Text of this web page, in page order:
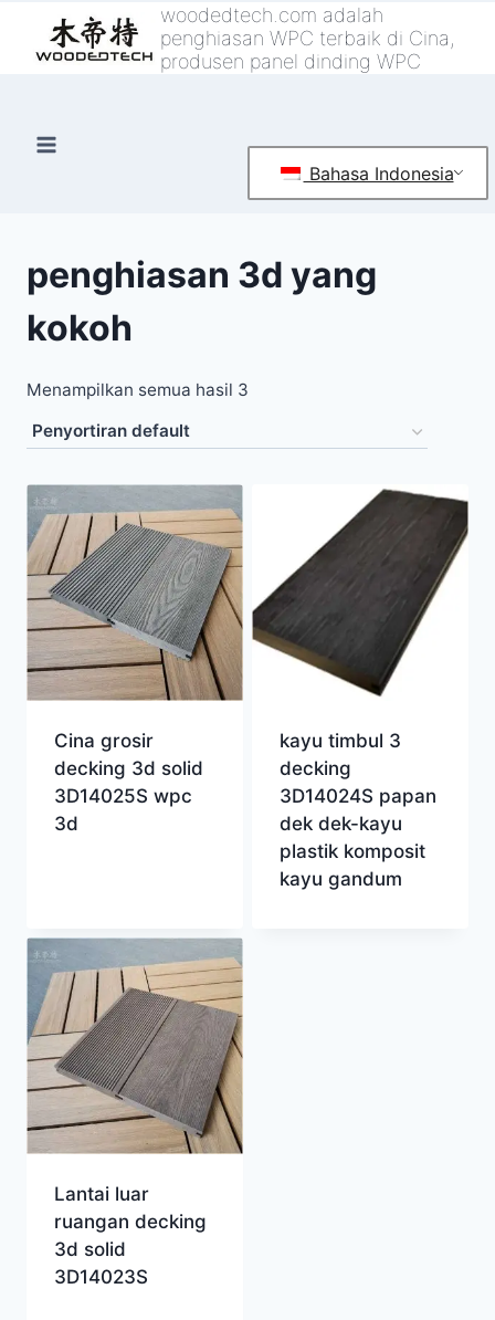
woodedtech.com adalah
penghiasan WPC terbaik di Cina,
produsen panel dinding WPC
Bahasa Indonesia
penghiasan 3d yang
kokoh
Menampilkan semua hasil 3
Cina grosir
decking 3d solid
3D14025S wpc
3d
kayu timbul 3
decking
3D14024S papan
dek dek-kayu
plastik komposit
kayu gandum
Lantai luar
ruangan decking
3d solid
3D14023S